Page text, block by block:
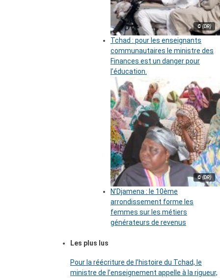
© (DR)
Tchad : pour les enseignants
communautaires le ministre des
Finances est un danger pour
l’éducation.
© (DR)
N’Djamena : le 10ème
arrondissement forme les
femmes sur les métiers
générateurs de revenus
Les plus lus
Pour la réécriture de l’histoire du Tchad, le
ministre de l’enseignement appelle à la rigueur,